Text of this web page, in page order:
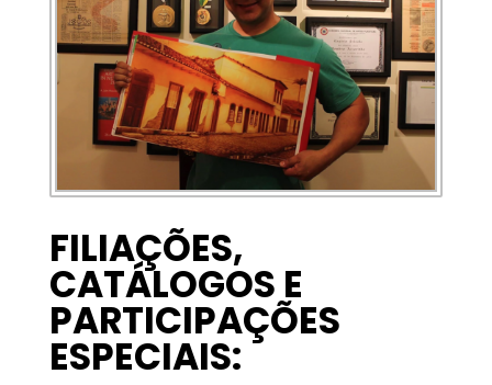
FILIAÇÕES,
CATÁLOGOS E
PARTICIPAÇÕES
ESPECIAIS: